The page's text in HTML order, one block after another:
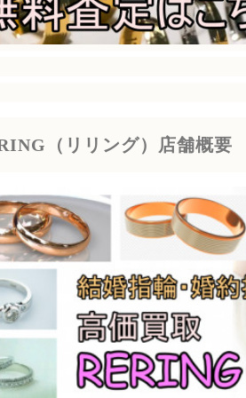
（リリング）店舗概要